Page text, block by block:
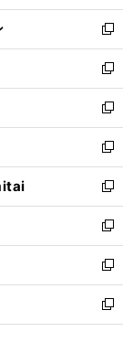
開
く
ウ
で
開
く
ン
ド
ウ
で
開
く
ウ
ィ
ン
ド
ウ
で
開
く
新
し
い
ウ
ィ
ン
ド
ウ
で
開
く
新
し
い
ウ
ィ
ン
ド
ウ
で
開
く
新
し
い
ウ
ィ
ン
ド
ウ
で
開
く
新
し
い
ウ
ィ
ン
ド
ウ
で
開
新
し
い
ウ
ィ
ン
ド
ウ
新
し
い
ウ
ィ
ン
新
し
い
ウ
新
し